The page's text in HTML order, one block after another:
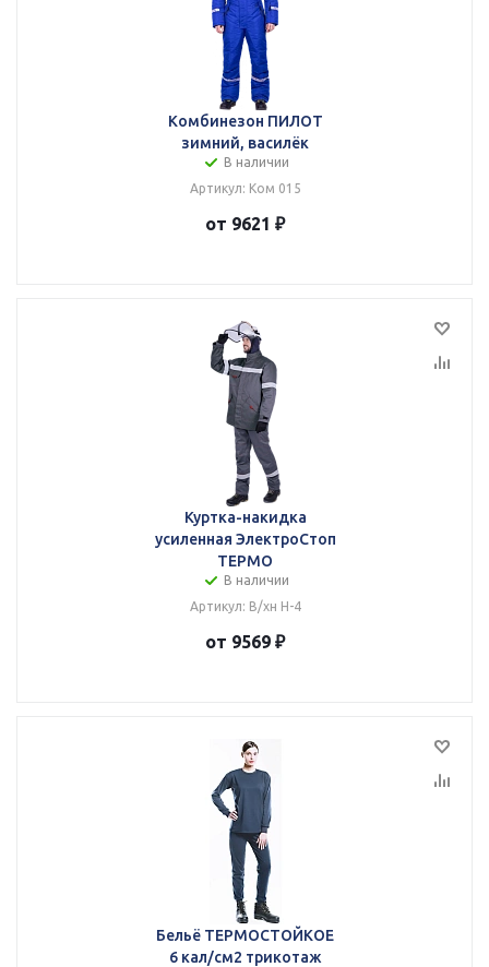
Комбинезон ПИЛОТ
зимний, василёк
В наличии
Артикул: Ком 015
от 9621 ₽
Куртка-накидка
усиленная ЭлектроСтоп
ТЕРМО
В наличии
Артикул: В/хн Н-4
от 9569 ₽
Бельё ТЕРМОСТОЙКОЕ
6 кал/см2 трикотаж